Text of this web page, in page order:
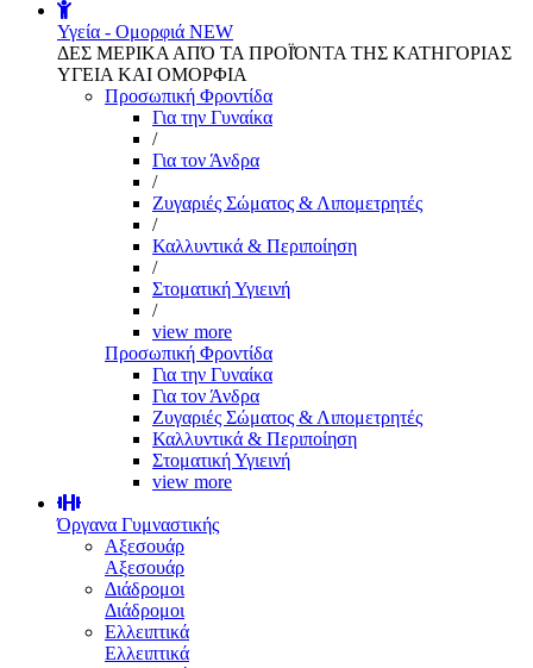
Υγεία - Ομορφιά NEW
ΔΕΣ ΜΕΡΙΚΑ ΑΠΌ ΤΑ ΠΡΟΪΌΝΤΑ ΤΗΣ ΚΑΤΗΓΟΡΙΑΣ
ΥΓΕΙΑ ΚΑΙ ΟΜΟΡΦΙΑ
Προσωπική Φροντίδα
Για την Γυναίκα
/
Για τον Άνδρα
/
Ζυγαριές Σώματος & Λιπομετρητές
/
Καλλυντικά & Περιποίηση
/
Στοματική Υγιεινή
/
view more
Προσωπική Φροντίδα
Για την Γυναίκα
Για τον Άνδρα
Ζυγαριές Σώματος & Λιπομετρητές
Καλλυντικά & Περιποίηση
Στοματική Υγιεινή
view more
Όργανα Γυμναστικής
Αξεσουάρ
Αξεσουάρ
Διάδρομοι
Διάδρομοι
Ελλειπτικά
Ελλειπτικά